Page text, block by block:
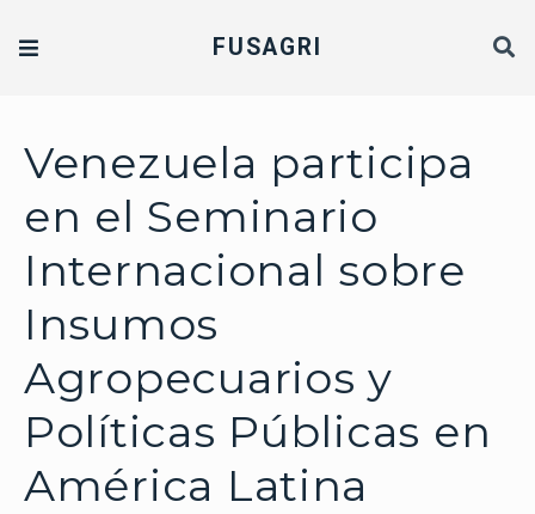
FUSAGRI
Venezuela participa
en el Seminario
Internacional sobre
Insumos
Agropecuarios y
Políticas Públicas en
América Latina